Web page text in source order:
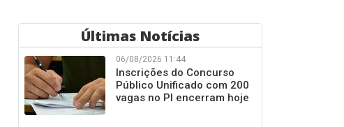
Últimas Notícias
06/08/2026 11:44
Inscrições do Concurso
Público Unificado com 200
vagas no PI encerram hoje